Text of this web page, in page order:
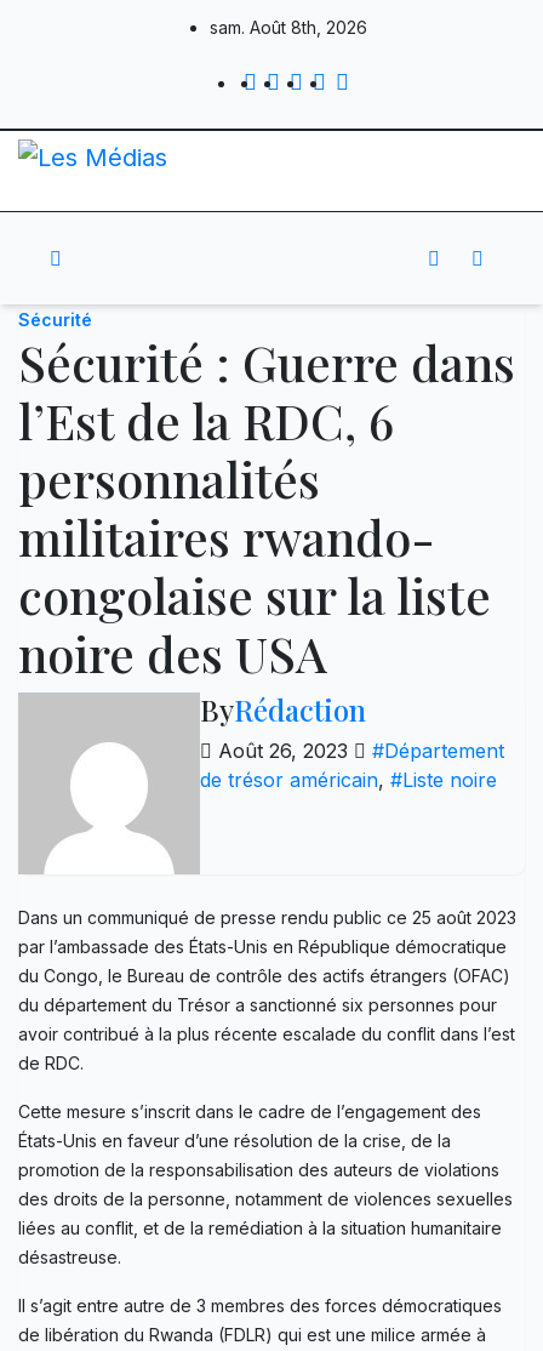
sam. Août 8th, 2026
Sécurité
Sécurité : Guerre dans
l’Est de la RDC, 6
personnalités
militaires rwando-
congolaise sur la liste
noire des USA
ByRédaction
Août 26, 2023
#Département
de trésor américain, #Liste noire
Dans un communiqué de presse rendu public ce 25 août 2023
par l’ambassade des États-Unis en République démocratique
du Congo, le Bureau de contrôle des actifs étrangers (OFAC)
du département du Trésor a sanctionné six personnes pour
avoir contribué à la plus récente escalade du conflit dans l’est
de RDC.
Cette mesure s’inscrit dans le cadre de l’engagement des
États-Unis en faveur d’une résolution de la crise, de la
promotion de la responsabilisation des auteurs de violations
des droits de la personne, notamment de violences sexuelles
liées au conflit, et de la remédiation à la situation humanitaire
désastreuse.
Il s’agit entre autre de 3 membres des forces démocratiques
de libération du Rwanda (FDLR) qui est une milice armée à